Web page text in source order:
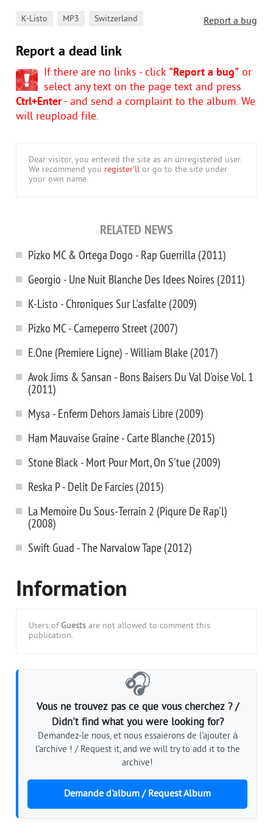
Report a bug
K-Listo MP3 Switzerland
Report a dead link
If there are no links - click "Report a bug" or
select any text on the page text and press
Ctrl+Enter- and send a complaint to the album. We
will reupload file.
Dear visitor, you entered the site as an unregistered user.
We recommend you register'll or go to the site under
your own name.
RELATED NEWS
Pizko MC & Ortega Dogo - Rap Guerrilla (2011)
Georgio - Une Nuit Blanche Des Idees Noires (2011)
K-Listo - Chroniques Sur L'asfalte (2009)
Pizko MС - Carneperro Street (2007)
E.One (Premiere Ligne) - William Blake (2017)
Avok Jims & Sansan - Bons Baisers Du Val D'oise Vol. 1
(2011)
Mysa - Enferm Dehors Jamais Libre (2009)
Ham Mauvaise Graine - Carte Blanche (2015)
Stone Black - Mort Pour Mort, On S'tue (2009)
Reska P - Delit De Farcies (2015)
La Memoire Du Sous-Terrain 2 (Piqure De Rap'l)
(2008)
Swift Guad - The Narvalow Tape (2012)
Information
Users of Guests are not allowed to comment this
publication.
🎧
Vous ne trouvez pas ce que vous cherchez ? /
Didn't find what you were looking for?
Demandez-le nous, et nous essaierons de l'ajouter à
l'archive ! / Request it, and we will try to add it to the
archive!
Demande d'album / Request Album